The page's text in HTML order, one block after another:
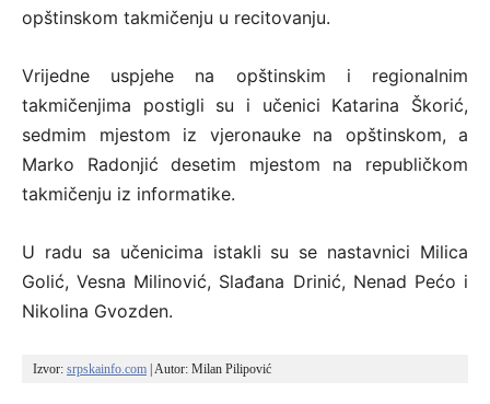
opštinskom takmičenju u recitovanju.
Vrijedne uspjehe na opštinskim i regionalnim
takmičenjima postigli su i učenici Katarina Škorić,
sedmim mjestom iz vjeronauke na opštinskom, a
Marko Radonjić desetim mjestom na republičkom
takmičenju iz informatike.
U radu sa učenicima istakli su se nastavnici Milica
Golić, Vesna Milinović, Slađana Drinić, Nenad Pećo i
Nikolina Gvozden.
Izvor: srpskainfo.com | Autor: Milan Pilipović